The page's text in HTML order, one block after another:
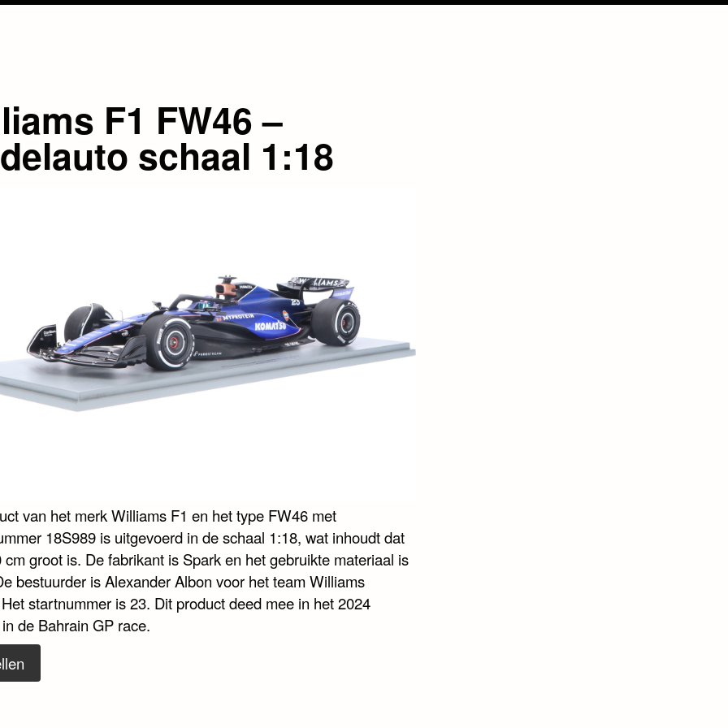
F1 FW46 –
schaal 1:18
van het merk Williams F1 en het type FW46 met
18S989 is uitgevoerd in de schaal 1:18, wat inhoudt dat
cm groot is. De fabrikant is Spark en het gebruikte materiaal is
bestuurder is Alexander Albon voor het team Williams
startnummer is 23. Dit product deed mee in het 2024
de Bahrain GP race.